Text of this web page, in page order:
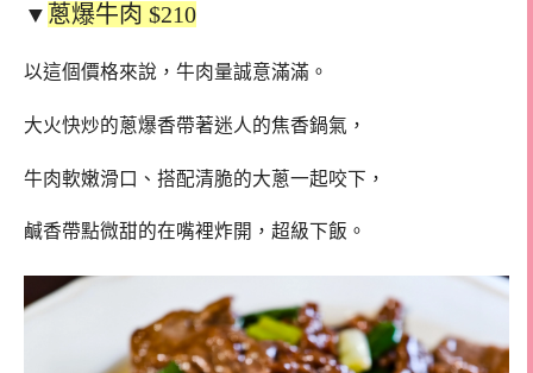
▼ 蔥爆牛肉 $210
以這個價格來說，牛肉量誠意滿滿。
大火快炒的蔥爆香帶著迷人的焦香鍋氣，
牛肉軟嫩滑口、搭配清脆的大蔥一起咬下，
鹹香帶點微甜的在嘴裡炸開，超級下飯。